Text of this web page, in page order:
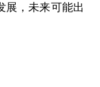
展，未来可能出